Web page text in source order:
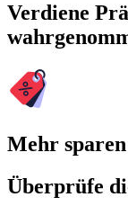
Verdiene
Mehr
Überprüfe